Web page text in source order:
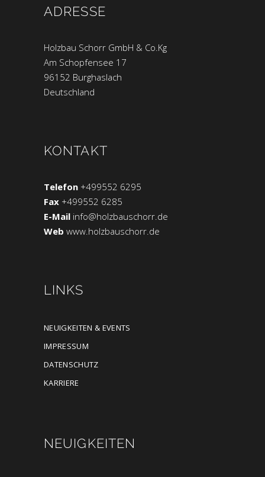
ADRESSE
Holzbau Schorr GmbH & Co.Kg
Am Schopfensee 17
96152 Burghaslach
Deutschland
KONTAKT
Telefon +499552 6295
Fax +499552 6285
E-Mail info@holzbauschorr.de
Web www.holzbauschorr.de
LINKS
NEUIGKEITEN & EVENTS
IMPRESSUM
DATENSCHUTZ
KARRIERE
NEUIGKEITEN